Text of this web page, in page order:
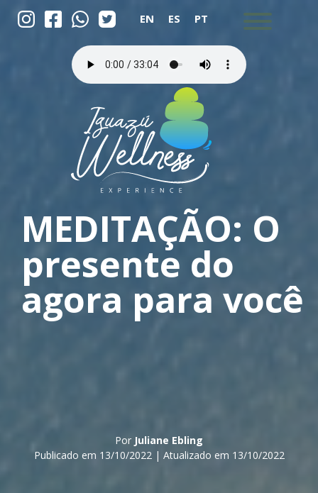
EN ES PT
MEDITAÇÃO: O
presente do
agora para você
Por Juliane Ebling
Publicado em 13/10/2022 | Atualizado em 13/10/2022